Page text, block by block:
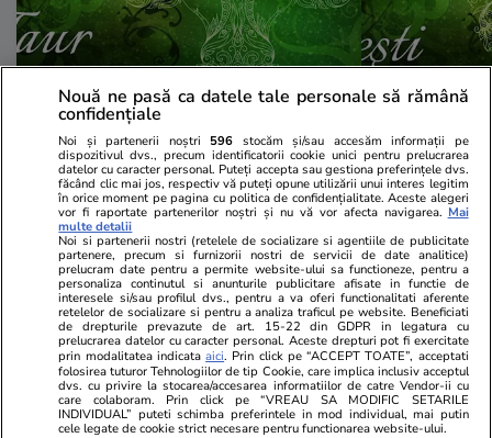
Horoscop 12:00
Horoscop Urania săptămânal
pentru Taur. Previziuni pentru
perioada 25 – 31 iulie 2026
Horoscop
Horoscop
pentru
perioada
Lifestyle 18 iul.
Semnele deshidratării și cum să
o previi
Nouă ne pasă ca datele tale personale să rămână
confidențiale
Noi și partenerii noștri 596 stocăm și/sau accesăm informații pe
dispozitivul dvs., precum identificatorii cookie unici pentru prelucrarea
datelor cu caracter personal. Puteți accepta sau gestiona preferințele dvs.
făcând clic mai jos, respectiv vă puteți opune utilizării unui interes legitim
în orice moment pe pagina cu politica de confidențialitate. Aceste alegeri
vor fi raportate partenerilor noștri și nu vă vor afecta navigarea. Mai
multe detalii
Noi si partenerii nostri (retelele de socializare si agentiile de publicitate
partenere, precum si furnizorii nostri de servicii de date analitice)
prelucram date pentru a permite website-ului sa functioneze, pentru a
personaliza continutul si anunturile publicitare afisate in functie de
interesele si/sau profilul dvs., pentru a va oferi functionalitati aferente
retelelor de socializare si pentru a analiza traficul pe website. Beneficiati
de drepturile prevazute de art. 15-22 din GDPR in legatura cu
prelucrarea datelor cu caracter personal. Aceste drepturi pot fi exercitate
prin modalitatea indicataaici. Prin click pe “ACCEPT TOATE”, acceptati
folosirea tuturor Tehnologiilor de tip Cookie, care implica inclusiv acceptul
dvs. cu privire la stocarea/accesarea informatiilor de catre Vendor-ii cu
care colaboram. Prin click pe “VREAU SA MODIFIC SETARILE
INDIVIDUAL” puteti schimba preferintele in mod individual, mai putin
cele legate de cookie strict necesare pentru functionarea website-ului.